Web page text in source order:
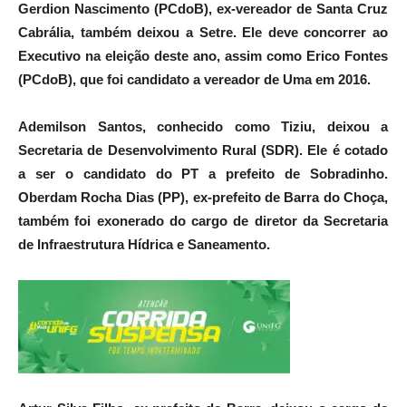
Gerdion Nascimento (PCdoB), ex-vereador de Santa Cruz
Cabrália, também deixou a Setre. Ele deve concorrer ao
Executivo na eleição deste ano, assim como Erico Fontes
(PCdoB), que foi candidato a vereador de Uma em 2016.
Ademilson Santos, conhecido como Tiziu, deixou a
Secretaria de Desenvolvimento Rural (SDR). Ele é cotado
a ser o candidato do PT a prefeito de Sobradinho.
Oberdam Rocha Dias (PP), ex-prefeito de Barra do Choça,
também foi exonerado do cargo de diretor da Secretaria
de Infraestrutura Hídrica e Saneamento.